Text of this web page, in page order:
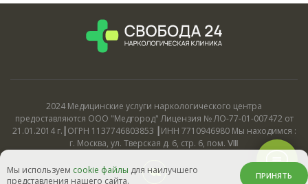
2024 Медицинские услуги наркологического центра
предоставляются ООО "Медгород" Лицензия № ЛО-77-01-007472 от
21.01.2014 г.┃ОГРН 1137746803853 ┃ИНН 7710946980 Мы находимся :
г. Москва, ул. Тверская д. 6, стр. 6, пом. Ⅷ
Мы используем cookie файлы для наилучшего
представления нашего сайта.
ПРИНЯТЬ